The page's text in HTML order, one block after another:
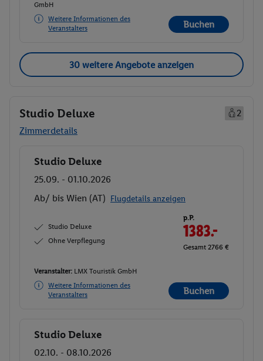
GmbH
Weitere Informationen des
Veranstalters
Buchen
30 weitere Angebote anzeigen
Studio Deluxe
2
Zimmerdetails
Buchen
Studio Deluxe
25.09. - 01.10.2026
Ab/ bis Wien (AT) Flugdetails anzeigen
Studio Deluxe
Ohne Verpflegung
p.P.
1383.-
Gesamt 2766 €
Veranstalter: LMX Touristik GmbH
Weitere Informationen des
Veranstalters
Buchen
Buchen
Studio Deluxe
02.10. - 08.10.2026